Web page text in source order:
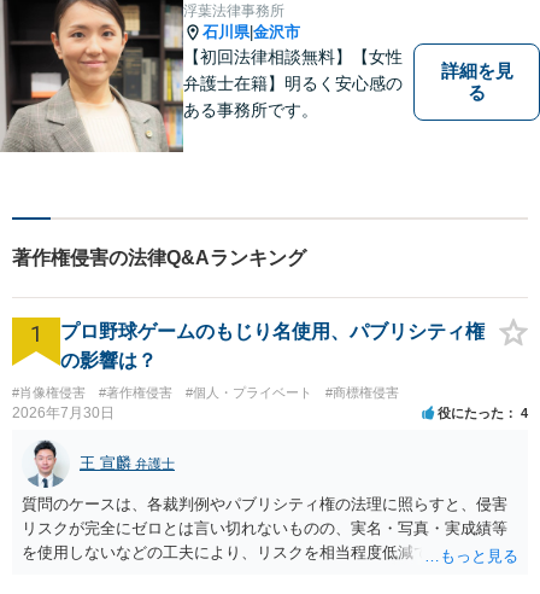
浮葉法律事務所
石川県|金沢市
【初回法律相談無料】【女性
弁護士在籍】明るく安心感の
ある事務所です。
詳細を見
る
著作権侵害の法律Q&Aランキング
1
プロ野球ゲームのもじり名使用、パブリシティ権
の影響は？
#肖像権侵害 #著作権侵害 #個人・プライベート #商標権侵害
2026年7月30日 役にたった 4
王 宣麟 弁護士
質問のケースは、各裁判例やパブリシティ権の法理に照らすと、侵害
リスクが完全にゼロとは言い切れないものの、実名・写真・実成績等
を使用しないなどの工夫により、リスクを相当程度低減できる設計に